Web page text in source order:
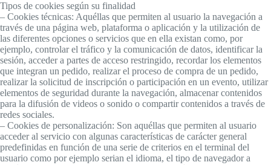
Tipos de cookies según su finalidad
– Cookies técnicas: Aquéllas que permiten al usuario la navegación a
través de una página web, plataforma o aplicación y la utilización de
las diferentes opciones o servicios que en ella existan como, por
ejemplo, controlar el tráfico y la comunicación de datos, identificar la
sesión, acceder a partes de acceso restringido, recordar los elementos
que integran un pedido, realizar el proceso de compra de un pedido,
realizar la solicitud de inscripción o participación en un evento, utilizar
elementos de seguridad durante la navegación, almacenar contenidos
para la difusión de videos o sonido o compartir contenidos a través de
redes sociales.
– Cookies de personalización: Son aquéllas que permiten al usuario
acceder al servicio con algunas características de carácter general
predefinidas en función de una serie de criterios en el terminal del
usuario como por ejemplo serian el idioma, el tipo de navegador a